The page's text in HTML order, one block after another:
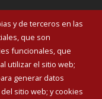
y de terceros en las
que son
funcionales, que
utilizar el sitio web;
generar datos
sitio web; y cookies